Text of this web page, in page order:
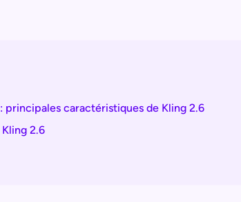
caractéristiques de Kling 2.6
2.6